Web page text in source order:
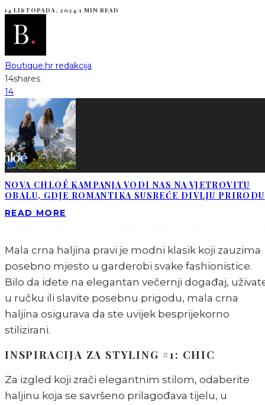
14 LISTOPADA, 2024·1 MIN READ
Boutique.hr redakcija
14shares
14
NOVA CHLOÉ KAMPANJA VODI NAS NA VJETROVITU
OBALU, GDJE ROMANTIKA SUSREĆE DIVLJU PRIRODU
READ MORE
Mala crna haljina pravi je modni klasik koji zauzima
posebno mjesto u garderobi svake fashionistice.
Bilo da idete na elegantan večernji događaj,
u ručku ili slavite posebnu prigodu, mala crna
haljina osigurava da ste uvijek besprijekorno
stilizirani.
INSPIRACIJA ZA STYLING #1: CHIC
Za izgled koji zrači elegantnim stilom, odaberite
haljinu koja se savršeno prilagođava tijelu, u